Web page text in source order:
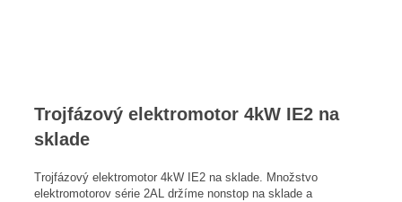
Trojfázový elektromotor 4kW IE2 na
sklade
Trojfázový elektromotor 4kW IE2 na sklade. Množstvo
elektromotorov série 2AL držíme nonstop na sklade a